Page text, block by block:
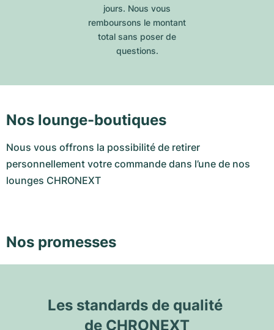
jours. Nous vous
remboursons le montant
total sans poser de
questions.
Nos lounge-boutiques
Nous vous offrons la possibilité de retirer
personnellement votre commande dans l’une de nos
lounges CHRONEXT
Nos promesses
Les standards de qualité
de CHRONEXT